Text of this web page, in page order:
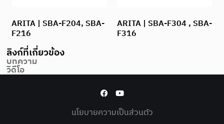
ARITA | SBA-F204, SBA-
F216
ARITA | SBA-F304 , SBA-
F316
ลิงก์ที่เกี่ยวข้อง
บทความ
วิดีโอ
นโยบายความเป็นส่วนตัว